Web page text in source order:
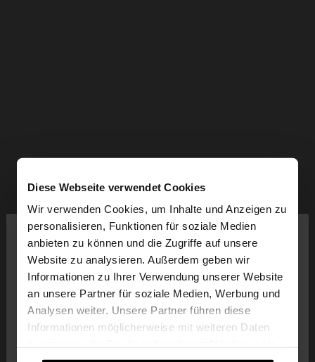
Diese Webseite verwendet Cookies
Wir verwenden Cookies, um Inhalte und Anzeigen zu
personalisieren, Funktionen für soziale Medien
anbieten zu können und die Zugriffe auf unsere
Website zu analysieren. Außerdem geben wir
Informationen zu Ihrer Verwendung unserer Website
an unsere Partner für soziale Medien, Werbung und
Analysen weiter. Unsere Partner führen diese
Informationen möglicherweise mit weiteren Daten
hallo
Sie greifen von Schweiz auf die Website zu.
Möchten Sie unsere United States Website
Ja, bringen Sie mich zu